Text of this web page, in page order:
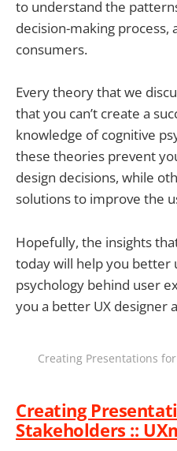
to understand the
decision-making process,
consumers.
Every theory that we
that you can’t create a
knowledge of cognitive
these theories prevent
design decisions, while
solutions to improve the
Hopefully, the insights
today will help you better
psychology behind user
you a better UX designer
Creating Presentations
Creating
Stakeholders ::